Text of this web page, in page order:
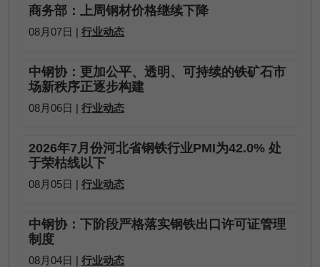
商务部：上周钢材价格继续下降
08月07日 | 行业动态
中钢协：更加公平、透明、可持续的铁矿石市
场新秩序正逐步构建
08月06日 | 行业动态
2026年7月份河北省钢铁行业PMI为42.0% 处
于荣枯线以下
08月05日 | 行业动态
中钢协：下阶段严格落实钢铁出口许可证管理
制度
08月04日 | 行业动态